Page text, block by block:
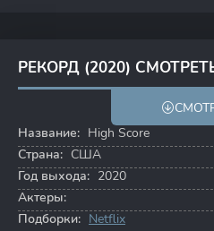
РЕКОРД (2020) 7.4 7.4
Название: High Score
Страна: США
Год выхода: 2020
Актеры:
Подборки: Netflix